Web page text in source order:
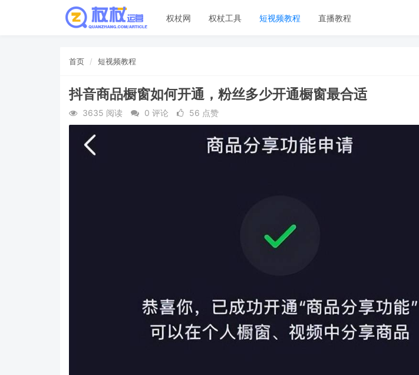
权杖网 权杖工具 短视频教程 直播教程
首页 短视频教程
抖音商品橱窗如何开通，粉丝多少开通橱窗最合适
3635 阅读 0 评论 56 点赞